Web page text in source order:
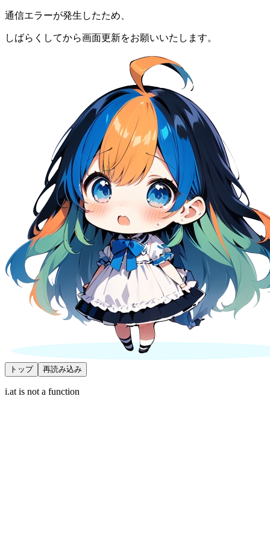
通信エラーが発生したため、
しばらくしてから画面更新をお願いいたします。
トップ 再読み込み
i.at is not a function